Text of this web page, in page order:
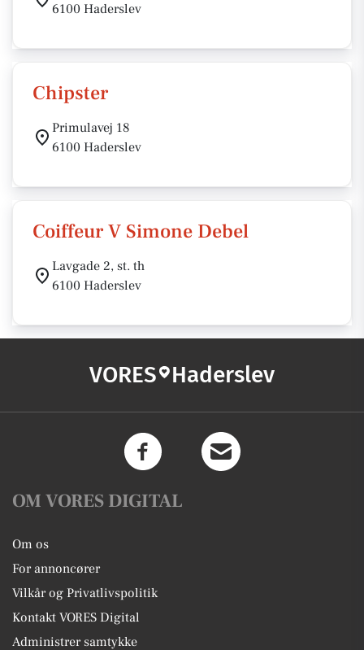
6100 Haderslev
Chipster
Primulavej 18
6100 Haderslev
Coiffeur V Simone Debel
Lavgade 2, st. th
6100 Haderslev
VORES Haderslev
OM VORES DIGITAL
Om os
For annoncører
Vilkår og Privatlivspolitik
Kontakt VORES Digital
Administrer samtykke